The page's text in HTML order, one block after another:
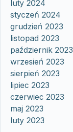
luty 2024
styczeń 2024
grudzień 2023
listopad 2023
październik 2023
wrzesień 2023
sierpień 2023
lipiec 2023
czerwiec 2023
maj 2023
luty 2023